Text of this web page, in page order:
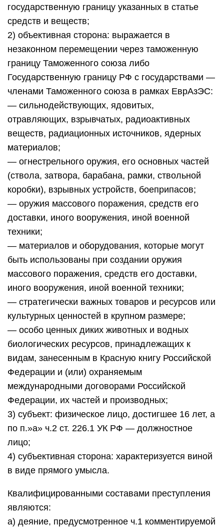
государственную границу указанных в статье
средств и веществ;
2) объективная сторона: выражается в
незаконном перемещении через таможенную
границу Таможенного союза либо
Государственную границу РФ с государствами —
членами Таможенного союза в рамках ЕврАзЭС:
— сильнодействующих, ядовитых,
отравляющих, взрывчатых, радиоактивных
веществ, радиационных источников, ядерных
материалов;
— огнестрельного оружия, его основных частей
(ствола, затвора, барабана, рамки, ствольной
коробки), взрывных устройств, боеприпасов;
— оружия массового поражения, средств его
доставки, иного вооружения, иной военной
техники;
— материалов и оборудования, которые могут
быть использованы при создании оружия
массового поражения, средств его доставки,
иного вооружения, иной военной техники;
— стратегически важных товаров и ресурсов или
культурных ценностей в крупном размере;
— особо ценных диких животных и водных
биологических ресурсов, принадлежащих к
видам, занесенным в Красную книгу Российской
Федерации и (или) охраняемым
международными договорами Российской
Федерации, их частей и производных;
3) субъект: физическое лицо, достигшее 16 лет, а
по п.»а» ч.2 ст. 226.1 УК РФ — должностное
лицо;
4) субъективная сторона: характеризуется виной
в виде прямого умысла.
Квалифицированными составами преступления
являются:
а) деяние, предусмотренное ч.1 комментируемой